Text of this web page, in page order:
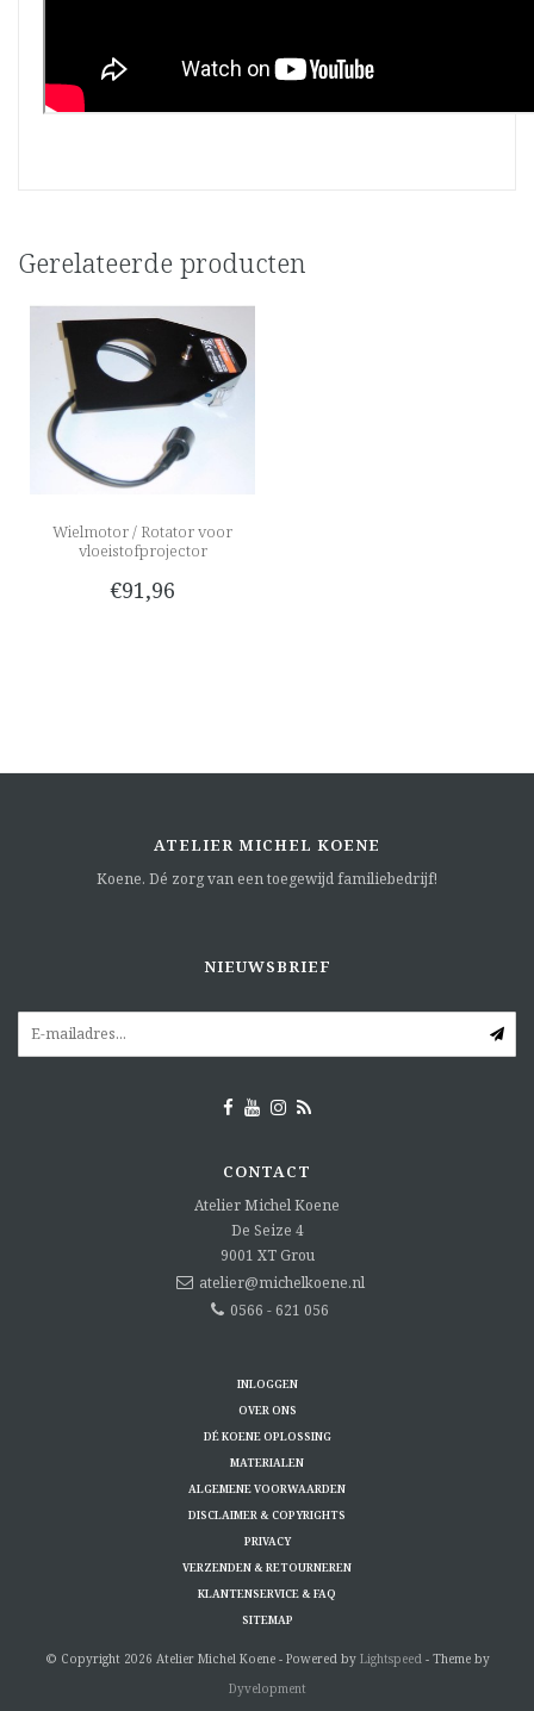
Gerelateerde producten
Wielmotor / Rotator voor
vloeistofprojector
€91,96
ATELIER MICHEL KOENE
Koene. Dé zorg van een toegewijd familiebedrijf!
NIEUWSBRIEF
CONTACT
Atelier Michel Koene
De Seize 4
9001 XT Grou
atelier@michelkoene.nl
0566 - 621 056
INLOGGEN
OVER ONS
DÉ KOENE OPLOSSING
MATERIALEN
ALGEMENE VOORWAARDEN
DISCLAIMER & COPYRIGHTS
PRIVACY
VERZENDEN & RETOURNEREN
KLANTENSERVICE & FAQ
SITEMAP
© Copyright 2026 Atelier Michel Koene - Powered by Lightspeed- Theme by
Dyvelopment